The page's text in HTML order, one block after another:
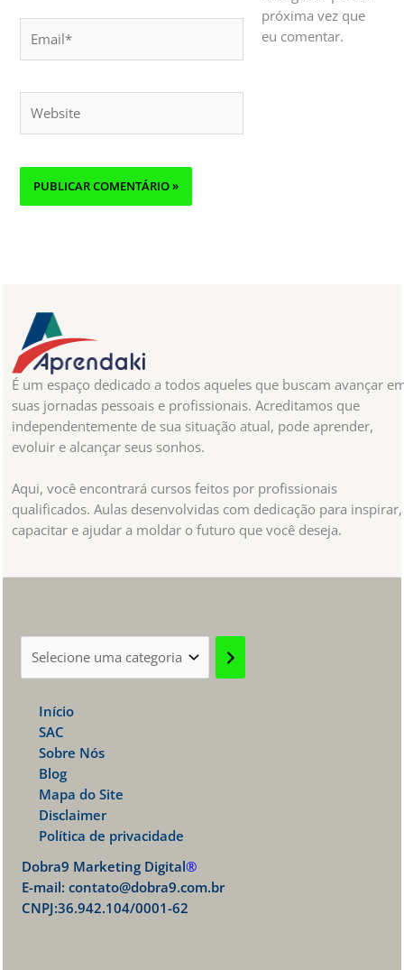
próxima vez que
eu comentar.
É um espaço dedicado a todos aqueles que buscam avançar
suas jornadas pessoais e profissionais. Acreditamos que
independentemente de sua situação atual, pode aprender,
evoluir e alcançar seus sonhos.
Aqui, você encontrará cursos feitos por profissionais
qualificados. Aulas desenvolvidas com dedicação para inspirar,
capacitar e ajudar a moldar o futuro que você deseja.
Selecione
uma
categoria
Início
SAC
Sobre Nós
Blog
Mapa do Site
Disclaimer
Política de privacidade
Dobra9 Marketing Digital®
E-mail: contato@dobra9.com.br
CNPJ:36.942.104/0001-62